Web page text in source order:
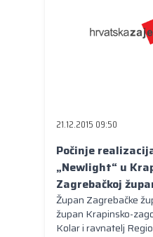
21.12.2015 09:50
Počinje
„Newlight“ u
Zagrebačkoj
Župan Zagrebačke
župan Krapinsko-
Kolar i ravnatelj